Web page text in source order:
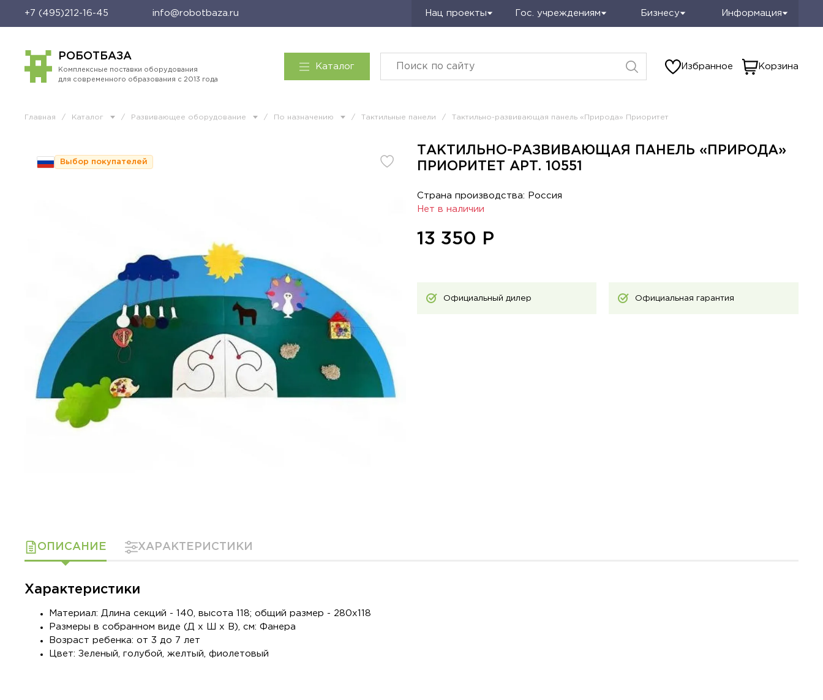
+7 (495)212-16-45 info@robotbaza.ru Нац проекты Гос. учреждениям Бизнесу Информация
РОБОТБАЗА
Комплексные поставки оборудования
для современного образования с 2013 года
Каталог Избранное Корзина
Главная / Каталог / Развивающее оборудование / По назначению / Тактильные панели / Тактильно-развивающая панель «Природа» Приоритет
Выбор покупателей
ТАКТИЛЬНО-РАЗВИВАЮЩАЯ ПАНЕЛЬ «ПРИРОДА»
ПРИОРИТЕТ АРТ. 10551
Страна производства: Россия
Нет в наличии
13 350 Р
Официальный дилер Официальная гарантия
ОПИСАНИЕ ХАРАКТЕРИСТИКИ
Характеристики
Материал: Длина секций - 140, высота 118; общий размер - 280х118
Размеры в собранном виде (Д х Ш х В), см: Фанера
Возраст ребенка: от 3 до 7 лет
Цвет: Зеленый, голубой, желтый, фиолетовый